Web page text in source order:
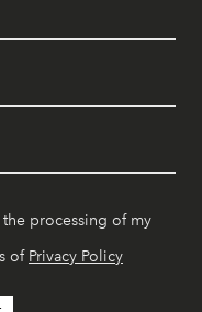
processing of my
of Privacy Policy